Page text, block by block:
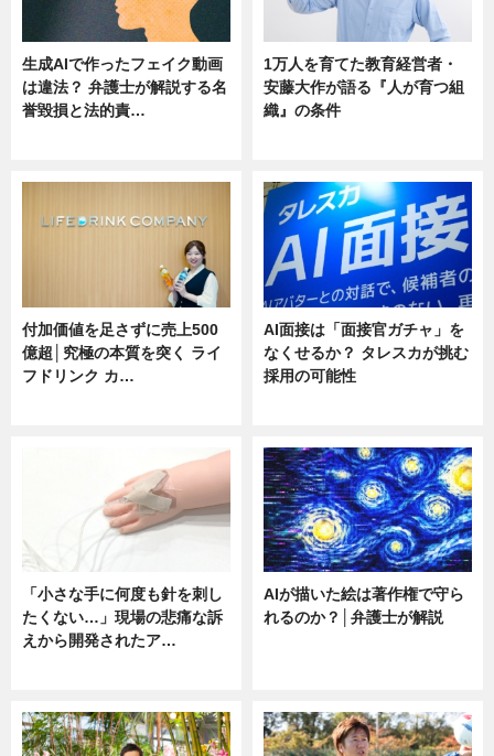
生成AIで作ったフェイク動画
は違法？ 弁護士が解説する名
誉毀損と法的責…
1万人を育てた教育経営者・
安藤大作が語る『人が育つ組
織』の条件
付加価値を足さずに売上500
億超│究極の本質を突く ライ
フドリンク カ…
AI面接は「面接官ガチャ」を
なくせるか？ タレスカが挑む
採用の可能性
「小さな手に何度も針を刺し
たくない…」現場の悲痛な訴
えから開発されたア…
AIが描いた絵は著作権で守ら
れるのか？│弁護士が解説